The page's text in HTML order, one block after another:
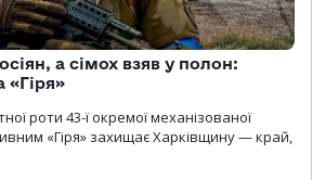
а сімох взяв у полон:
«Гіря»
роти 43-ї окремої механізованої
«Гіря» захищає Харківщину — край,